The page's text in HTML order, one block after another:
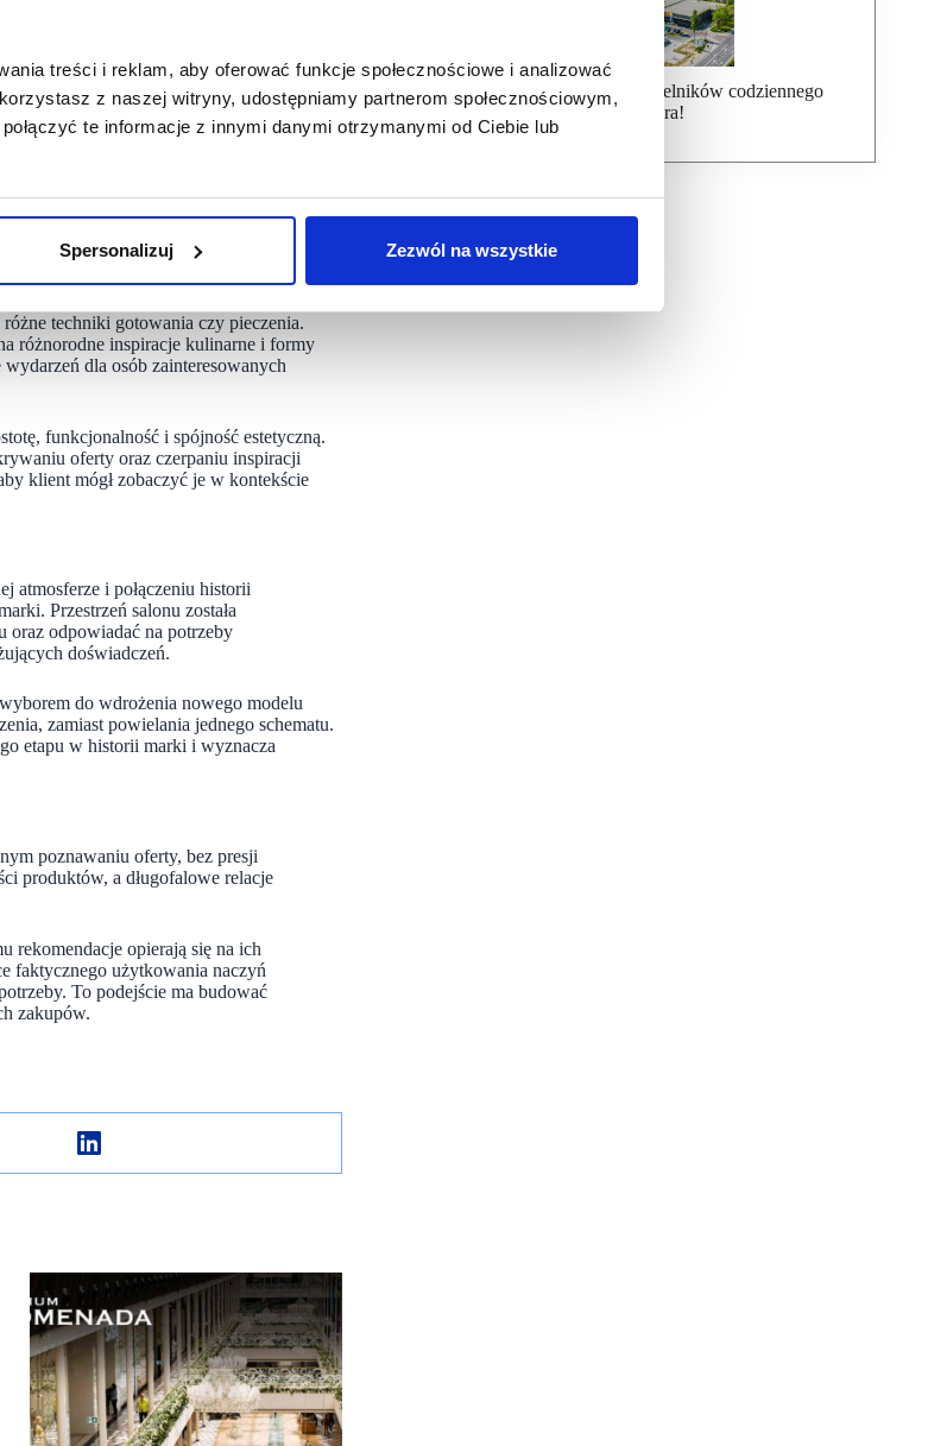
treści i reklam, aby oferować funkcje społecznościowe i analizować
z naszej witryny, udostępniamy partnerom społecznościowym,
te informacje z innymi danymi otrzymanymi od Ciebie lub
Spersonalizuj Zezwól na wszystkie
skandynawską estetykę z praktycznym
poczuć atmosferę, która od lat
dalszej ekspansji. To początek
w całej Polsce, konsekwentnie
że takie podejście pozwoli nam
stanowi naturalne dopełnienie
oraz wydarzenia związane z kulinariami.
produktów w praktycznym
techniki gotowania czy pieczenia.
różnorodne inspiracje kulinarne i formy
dla osób zainteresowanych
funkcjonalność i spójność estetyczną.
oferty oraz czerpaniu inspiracji
klient mógł zobaczyć je w kontekście
atmosferze i połączeniu historii
Przestrzeń salonu została
oraz odpowiadać na potrzeby
doświadczeń.
do wdrożenia nowego modelu
zamiast powielania jednego schematu.
etapu w historii marki i wyznacza
poznawaniu oferty, bez presji
produktów, a długofalowe relacje
rekomendacje opierają się na ich
faktycznego użytkowania naczyń
To podejście ma budować
zakupów.
Dołącz do ponad 7000 czytelników codziennego
newslettera!